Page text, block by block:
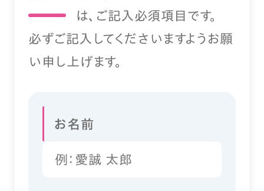
は、ご記入必須項目です。
必ずご記入してくださいますようお願
い申し上げます。
お名前